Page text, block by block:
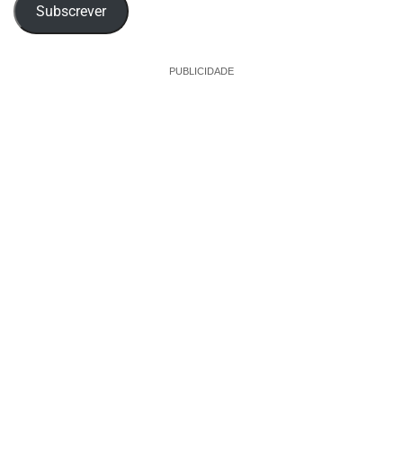
Subscrever
PUBLICIDADE